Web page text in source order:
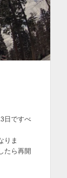
日ですべ
りま
たら再開